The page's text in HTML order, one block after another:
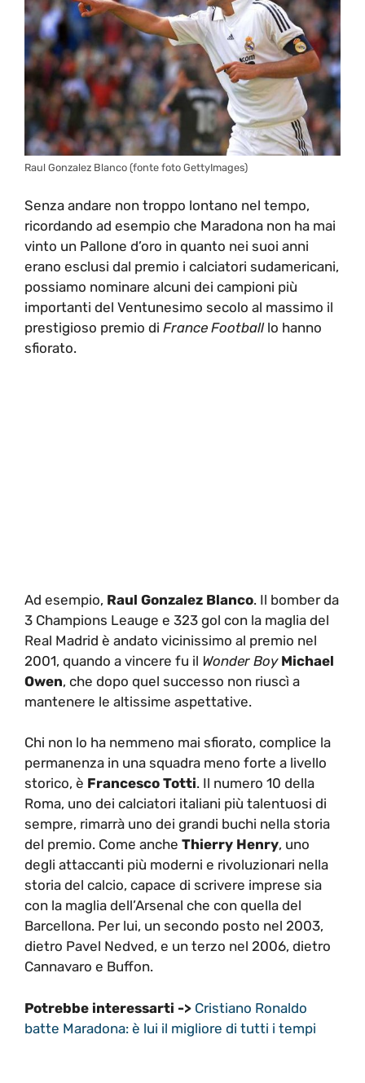
Raul Gonzalez Blanco (fonte foto GettyImages)
Senza andare non troppo lontano nel tempo,
ricordando ad esempio che Maradona non ha mai
vinto un Pallone d’oro in quanto nei suoi anni
erano esclusi dal premio i calciatori sudamericani,
possiamo nominare alcuni dei campioni più
importanti del Ventunesimo secolo al massimo il
prestigioso premio di France Footballlo hanno
sfiorato.
Ad esempio, Raul Gonzalez Blanco. Il bomber da
3 Champions Leauge e 323 gol con la maglia del
Real Madrid è andato vicinissimo al premio nel
2001, quando a vincere fu il Wonder Boy Michael
Owen, che dopo quel successo non riuscì a
mantenere le altissime aspettative.
Chi non lo ha nemmeno mai sfiorato, complice la
permanenza in una squadra meno forte a livello
storico, è Francesco Totti. Il numero 10 della
Roma, uno dei calciatori italiani più talentuosi di
sempre, rimarrà uno dei grandi buchi nella storia
del premio. Come anche Thierry Henry, uno
degli attaccanti più moderni e rivoluzionari nella
storia del calcio, capace di scrivere imprese sia
con la maglia dell’Arsenal che con quella del
Barcellona. Per lui, un secondo posto nel 2003,
dietro Pavel Nedved, e un terzo nel 2006, dietro
Cannavaro e Buffon.
Potrebbe interessarti -> Cristiano Ronaldo
batte Maradona: è lui il migliore di tutti i tempi